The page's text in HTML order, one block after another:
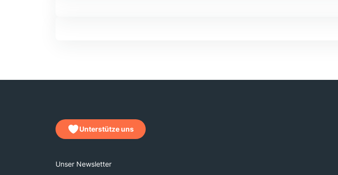
Unterstütze uns